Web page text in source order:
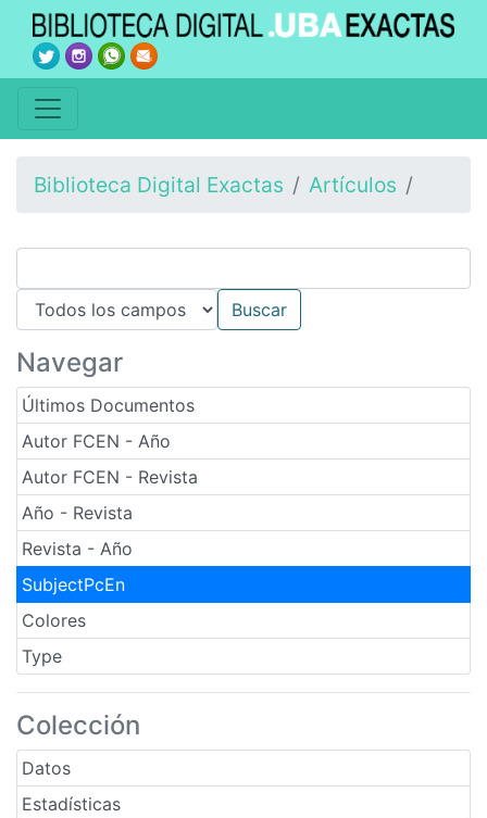
Biblioteca Digital Exactas Artículos
Navegar
Últimos Documentos
Autor FCEN - Año
Autor FCEN - Revista
Año - Revista
Revista - Año
SubjectPcEn
Colores
Type
Colección
Datos
Estadísticas